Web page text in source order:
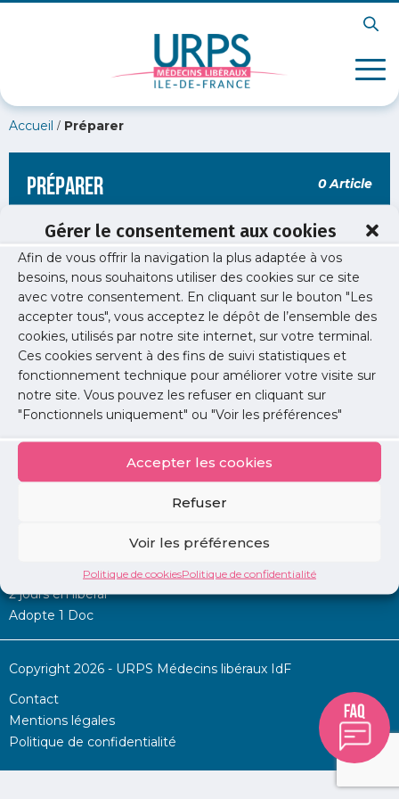
Gérer le consentement aux cookies
Afin de vous offrir la navigation la plus adaptée à vos
besoins, nous souhaitons utiliser des cookies sur ce site
avec votre consentement. En cliquant sur le bouton "Les
accepter tous", vous acceptez le dépôt de l’ensemble des
cookies, utilisés par notre site internet, sur votre terminal.
Ces cookies servent à des fins de suivi statistiques et
fonctionnement technique pour améliorer votre visite sur
notre site. Vous pouvez les refuser en cliquant sur
"Fonctionnels uniquement" ou "Voir les préférences"
Accepter les cookies
Refuser
Voir les préférences
Politique de cookiesPolitique de confidentialité
Accueil / Préparer
Préparer 0 Article
Permanence d’aide à l’installation
2 jours en libéral
Adopte 1 Doc
Copyright 2026 - URPS Médecins libéraux IdF
Contact
Mentions légales
Politique de confidentialité